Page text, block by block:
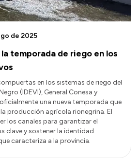
temporada de riego en los
de 2025
en los sistemas de riego del
(IDEVI), General Conesa y
una nueva temporada que
producción agrícola rionegrina. El
los canales para garantizar el
clave y sostener la identidad
caracteriza a la provincia.